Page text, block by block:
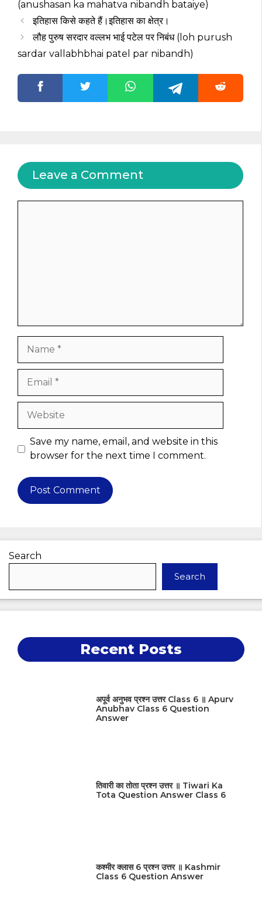
(anushasan ka mahatva nibandh bataiye)
इतिहास किसे कहते हैं।इतिहास का क्षेत्र।
लौह पुरुष सरदार वल्लभ भाई पटेल पर निबंध (loh purush
sardar vallabhbhai patel par nibandh)
Leave a Comment
Website
Save my name, email, and website in this
browser for the next time I comment.
Search
Search
Recent Posts
अपूर्व अनुभव प्रश्न उत्तर Class 6 ॥ Apurv
Anubhav Class 6 Question
Answer
तिवारी का तोता प्रश्न उत्तर ॥ Tiwari Ka
Tota Question Answer Class 6
कश्मीर क्लास 6 प्रश्न उत्तर ॥ Kashmir
Class 6 Question Answer